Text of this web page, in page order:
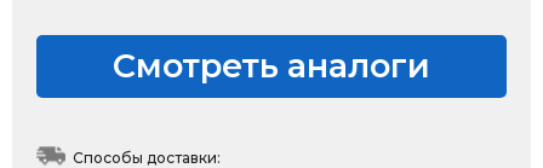
Смотреть аналоги
Способы доставки: